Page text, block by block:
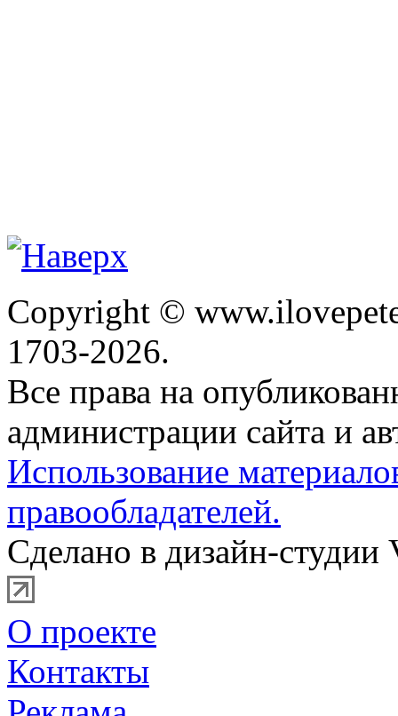
Copyright ©
1703-2026.
Все права на
администрации сайта и
Использование
правообладателей.
Сделано в дизайн-студии
О проекте
Контакты